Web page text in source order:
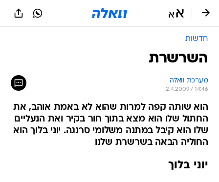
חדשות
השרשרת
מערכת וואלה
2.4.2009 / 14:46
הוא שותה קפה למרות שהוא לא באמת אוהב, את
החתול שלו הוא מצא בתוך חור בקיר ואת הנעליים
שלו הוא קיבל במתנה משלומי סרנגה. יוני בלוך הוא
החוליה הבאה בשרשרת שלנו
יוני בלוך